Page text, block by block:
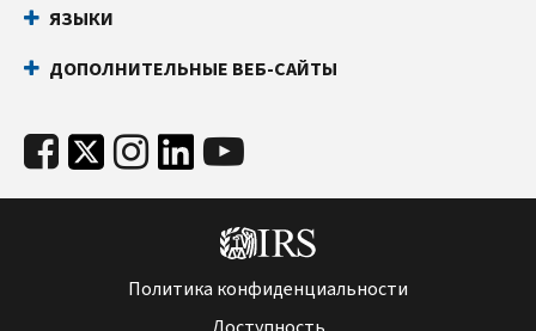
ЯЗЫКИ
ДОПОЛНИТЕЛЬНЫЕ ВЕБ-САЙТЫ
Политика конфиденциальности